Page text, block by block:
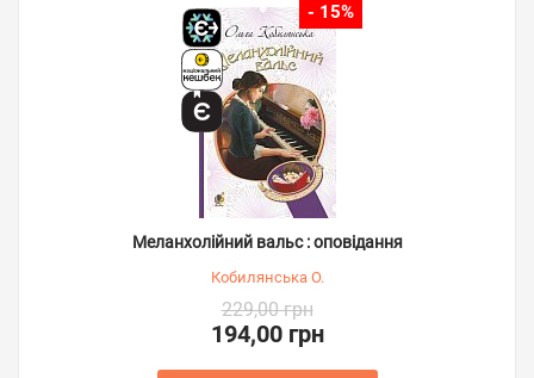
- 15%
Меланхолійний вальс : оповідання
Кобилянська О.
229,00 грн
194,00 грн